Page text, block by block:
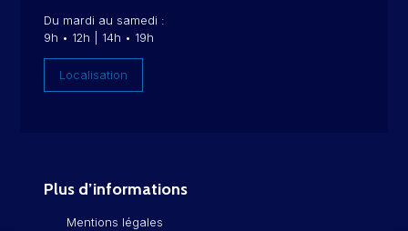
Du mardi au samedi :
9h • 12h | 14h • 19h
Localisation
Plus d’informations
Mentions légales